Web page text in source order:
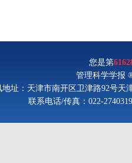
您是第
管理科学学报
地址：天津市南开区卫津路92号天
联系电话/传真：022-